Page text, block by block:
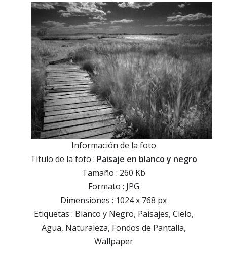
Información de la foto
Titulo de la foto : Paisaje en blanco y negro
Tamaño : 260 Kb
Formato : JPG
Dimensiones : 1024 x 768 px
Etiquetas : Blanco y Negro, Paisajes, Cielo,
Agua, Naturaleza, Fondos de Pantalla,
Wallpaper